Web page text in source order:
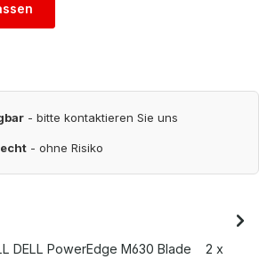
- bitte kontaktieren Sie uns
- ohne Risiko
DELL PowerEdge M630 Blade 2 x